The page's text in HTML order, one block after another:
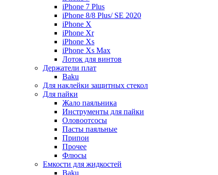
iPhone 7 Plus
iPhone 8/8 Plus/ SE 2020
iPhone X
iPhone Xr
iPhone Xs
iPhone Xs Max
Лоток для винтов
Держатели плат
Baku
Для наклейки защитных стекол
Для пайки
Жало паяльника
Инструменты для пайки
Оловоотсосы
Пасты паяльные
Припои
Прочее
Флюсы
Емкости для жидкостей
Baku